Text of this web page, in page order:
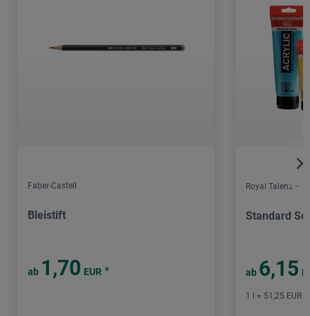
Faber-Castell
Bleistift
ab 1,70 EUR *
Royal Talens –
Standard
ab 6,15
1 l = 51,25 EUR